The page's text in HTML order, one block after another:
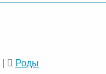
| Роды